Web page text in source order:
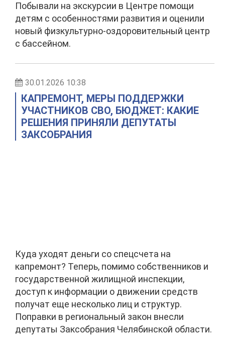
Побывали на экскурсии в Центре помощи
детям с особенностями развития и оценили
новый физкультурно-оздоровительный центр
с бассейном.
30.01.2026 10:38
КАПРЕМОНТ, МЕРЫ ПОДДЕРЖКИ
УЧАСТНИКОВ СВО, БЮДЖЕТ: КАКИЕ
РЕШЕНИЯ ПРИНЯЛИ ДЕПУТАТЫ
ЗАКСОБРАНИЯ
Куда уходят деньги со спецсчета на
капремонт? Теперь, помимо собственников и
государственной жилищной инспекции,
доступ к информации о движении средств
получат еще несколько лиц и структур.
Поправки в региональный закон внесли
депутаты Заксобрания Челябинской области.